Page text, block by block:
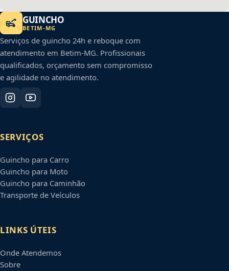
GUINCHO
BETIM-MG
Serviços de guincho 24h e reboque com
atendimento em Betim-MG. Profissionais
qualificados, orçamento sem compromisso
e agilidade no atendimento.
SERVIÇOS
Guincho para Carro
Guincho para Moto
Guincho para Caminhão
Transporte de Veículos
LINKS ÚTEIS
Onde Atendemos
Sobre